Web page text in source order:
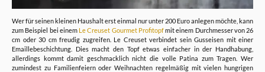
Wer für seinen kleinen Haushalt erst einmal nur unter 200 Euro anlegen möchte, kann
zum Beispiel bei einem Le Creuset Gourmet Profitopfmit einem Durchmesser von 26
cm oder 30 cm freudig zugreifen. Le Creuset verbindet sein Gusseisen mit einer
Emaillebeschichtung. Dies macht den Topf etwas einfacher in der Handhabung,
allerdings kommt damit geschmacklich nicht die volle Patina zum Tragen. Wer
zumindest zu Familienfeiern oder Weihnachten regelmäßig mit vielen hungrigen